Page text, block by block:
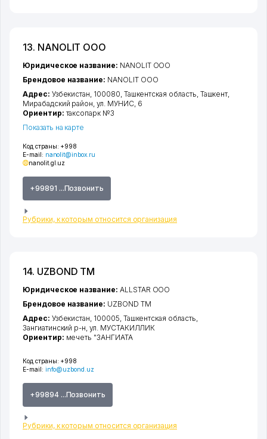
13. NANOLIT ООО
Код страны: +998
E-mail: nanolit@inbox.ru
nanolit.gl.uz
+99891 ...Позвонить
Рубрики, к которым относится организация
Юридическое название: NANOLIT ООО
Брендовое название: NANOLIT ООО
Адрес: Узбекистан, 100080, Ташкентская область Ташкент
Мирабадский район ,ул. МУНИС, 6
Ориентир: таксопарк №3
Показать на карте
14. UZBOND ТМ
Код страны: +998
E-mail: info@uzbond.uz
+99894 ...Позвонить
Рубрики, к которым относится организация
Юридическое название: ALLSTAR ООО
Брендовое название: UZBOND ТМ
Адрес: Узбекистан, 100005, Ташкентская область
Зангиатинский р-н ,ул. МУСТАКИЛЛИК
Ориентир: мечеть "ЗАНГИАТА